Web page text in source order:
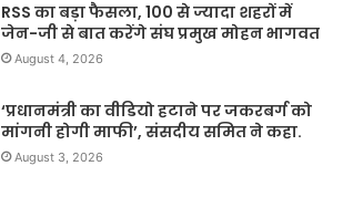
RSS का बड़ा फैसला, 100 से ज्यादा शहरों में
जेन-जी से बात करेंगे संघ प्रमुख मोहन भागवत
August 4, 2026
‘प्रधानमंत्री का वीडियो हटाने पर जकरबर्ग को
मांगनी होगी माफी’, संसदीय समित ने कहा.
August 3, 2026